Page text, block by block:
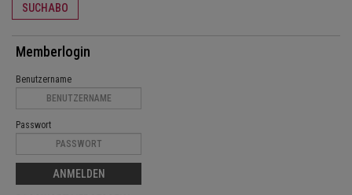
SUCHABO
Memberlogin
Benutzername
Passwort
ANMELDEN